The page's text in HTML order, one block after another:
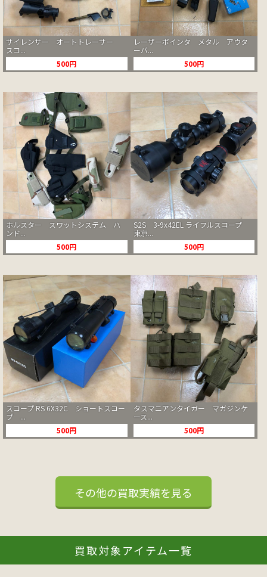
サイレンサー オートトレーサー
スコ...
500円
レーザーポインタ メタル アウタ
ーバ...
500円
ホルスター スワットシステム ハ
ンド...
500円
S2S 3-9x42EL ライフルスコープ
東京...
500円
スコープ RS 6X32C ショートスコー
プ ...
500円
タスマニアンタイガー マガジンケ
ース...
500円
その他の買取実績を見る
買取対象アイテム一覧